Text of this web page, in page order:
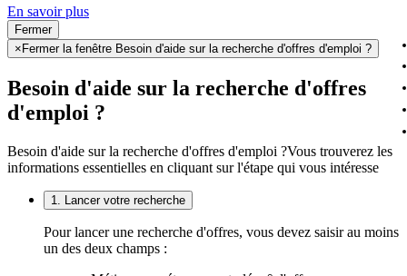
En savoir plus
Fermer
× Fermer la fenêtre Besoin d'aide sur la recherche d'offres d'emploi ?
Besoin d'aide sur la recherche d'offres
d'emploi ?
Besoin d'aide sur la recherche d'offres d'emploi ?Vous trouverez les
informations essentielles en cliquant sur l'étape qui vous intéresse
1. Lancer votre recherche
Pour lancer une recherche d'offres, vous devez saisir au moins
un des deux champs :